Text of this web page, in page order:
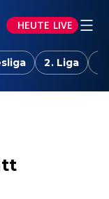
HEUTE LIVE
2. Liga